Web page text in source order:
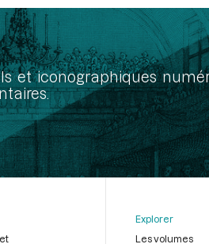
et iconographiques
Explorer
Les volumes